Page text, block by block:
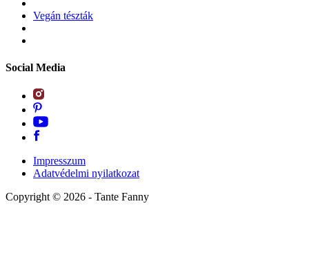
Vegán tészták
Social Media
Impresszum
Adatvédelmi nyilatkozat
Copyright © 2026 - Tante Fanny